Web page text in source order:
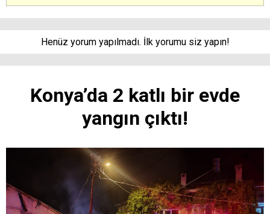
Henüz yorum yapılmadı. İlk yorumu siz yapın!
Konya’da 2 katlı bir evde
yangın çıktı!